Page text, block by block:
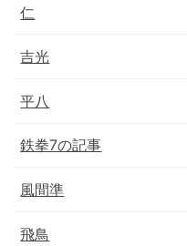
仁
吉光
平八
鉄拳7の記事
風間準
飛鳥